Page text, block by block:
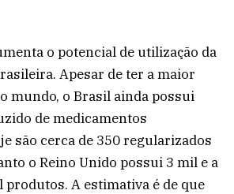
o potencial de utilização da
Apesar de ter a maior
mundo, o Brasil ainda possui
de medicamentos
são cerca de 350 regularizados
o Reino Unido possui 3 mil e a
A estimativa é de que